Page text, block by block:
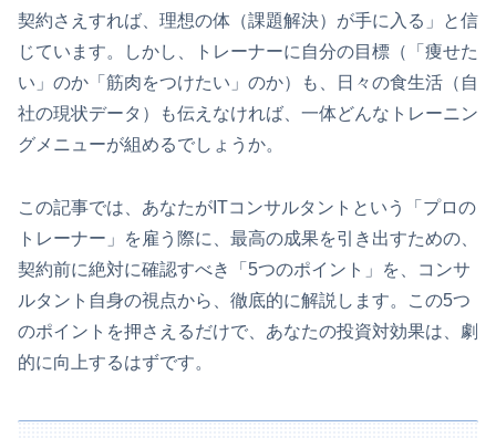
契約さえすれば、理想の体（課題解決）が手に入る」と信
じています。しかし、トレーナーに自分の目標（「痩せた
い」のか「筋肉をつけたい」のか）も、日々の食生活（自
社の現状データ）も伝えなければ、一体どんなトレーニン
グメニューが組めるでしょうか。
この記事では、あなたがITコンサルタントという「プロの
トレーナー」を雇う際に、最高の成果を引き出すための、
契約前に絶対に確認すべき「5つのポイント」を、コンサ
ルタント自身の視点から、徹底的に解説します。この5つ
のポイントを押さえるだけで、あなたの投資対効果は、劇
的に向上するはずです。